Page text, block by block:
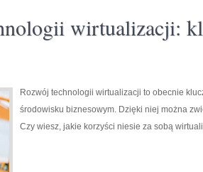
wirtualizacji:
Rozwój technologii wirtualizacji to obecnie
środowisku biznesowym. Dzięki niej można
Czy wiesz, jakie korzyści niesie za sobą